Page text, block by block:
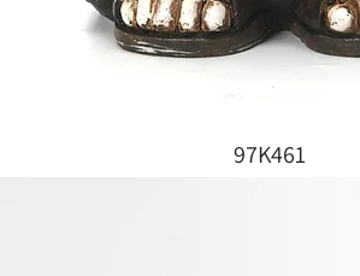
97K461